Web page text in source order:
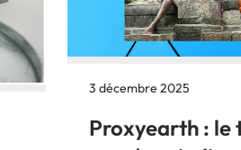
3 décembre 2025
Proxyearth : le